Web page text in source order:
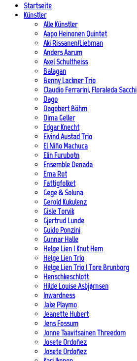
Startseite
Künstler
Alle Künstler
Aapo Heinonen Quintet
Aki Rissanen/Liebman
Anders Aarum
Axel Schultheiss
Balagan
Benny Lackner Trio
Claudio Ferrarini, Floraleda Sacchi
Dago
Dagobert Böhm
Dima Geller
Edgar Knecht
Eivind Austad Trio
El Niño Machuca
Elin Furubotn
Ensemble Denada
Erna Rot
Fattigfolket
Gege & Soluna
Gerold Kukulenz
Gisle Torvik
Gjertrud Lunde
Guido Ponzini
Gunnar Halle
Helge Lien | Knut Hem
Helge Lien Trio
Helge Lien Trio | Tore Brunborg
Henschkeschlott
Hilde Louise Asbjørnsen
Inwardness
Jake Playmo
Jeanette Hubert
Jens Fossum
Jonne Taavitsainen Threedom
Josete Ordoñez
Josete Ordoñez